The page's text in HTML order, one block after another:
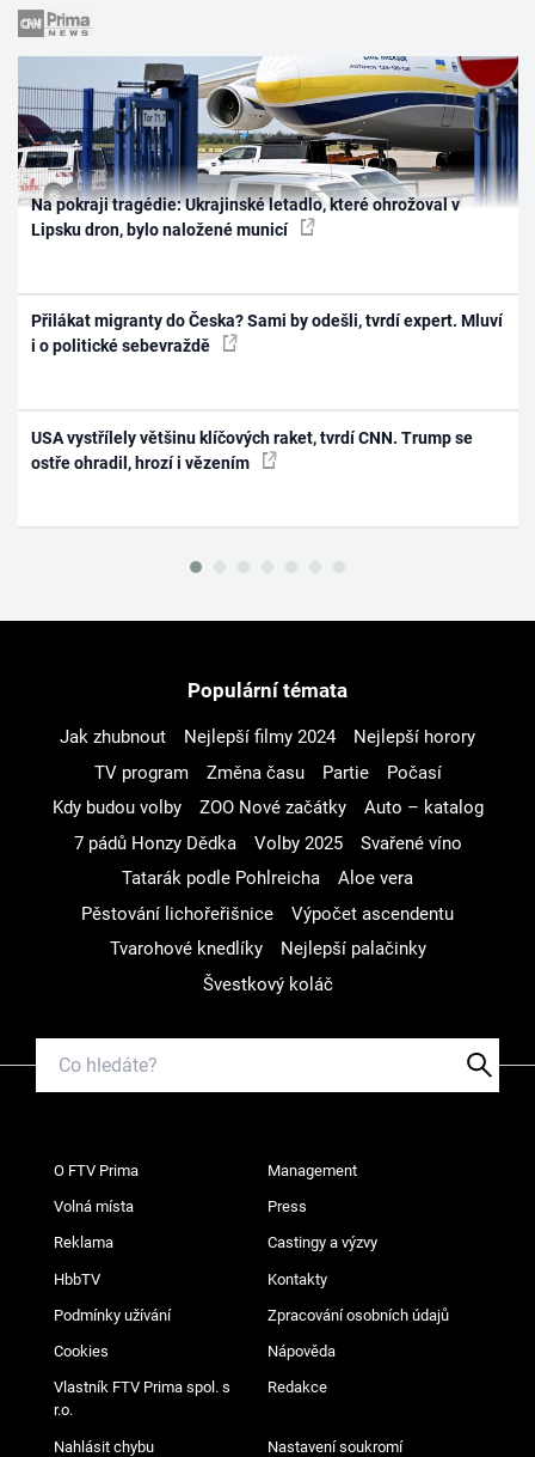
Na pokraji tragédie: Ukrajinské letadlo, které ohrožoval v
Lipsku dron, bylo naložené municí
Přilákat migranty do Česka? Sami by odešli, tvrdí expert. Mluví
i o politické sebevraždě
USA vystřílely většinu klíčových raket, tvrdí CNN. Trump se
ostře ohradil, hrozí i vězením
Populární témata
Jak zhubnout Nejlepší filmy 2024
Nejlepší horory
TV program
Změna času Partie
Počasí
Kdy budou volby
ZOO Nové začátky
Auto – katalog
7 pádů Honzy Dědka
Volby 2025
Svařené víno
Tatarák podle Pohlreicha
Aloe vera
Pěstování lichořeřišnice
Výpočet ascendentu
Tvarohové knedlíky
Nejlepší palačinky
Švestkový koláč
O FTV Prima Management
Volná místa Press
Reklama Castingy a výzvy
HbbTV Kontakty
Podmínky užívání Zpracování osobních údajů
Cookies Nápověda
Vlastník FTV Prima spol. s
r.o.
Redakce
Nahlásit chybu Nastavení soukromí